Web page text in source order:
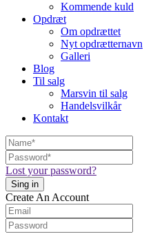
Kommende kuld
Opdræt
Om opdrættet
Nyt opdrætternavn
Galleri
Blog
Til salg
Marsvin til salg
Handelsvilkår
Kontakt
Lost your password?
Create An Account